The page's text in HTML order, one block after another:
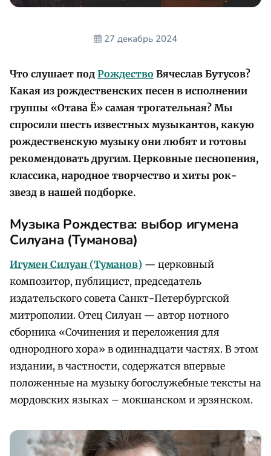
27 декабрь 2024
Что слушает под Рождество Вячеслав Бутусов?
Какая из рождественских песен в исполнении
группы «Отава Ё» самая трогательная? Мы
спросили шесть известных музыкантов, какую
рождественскую музыку они любят и готовы
рекомендовать другим. Церковные песнопения,
классика, народное творчество и хиты рок-
звезд в нашей подборке.
Музыка Рождества: выбор игумена
Силуана (Туманова)
Игумен Силуан (Туманов) — церковный
композитор, публицист, председатель
издательского совета Санкт-Петербургской
митрополии. Отец Силуан — автор нотного
сборника «Сочинения и переложения для
однородного хора» в одиннадцати частях. В этом
издании, в частности, содержатся впервые
положенные на музыку богослужебные тексты на
мордовских языках – мокшанском и эрзянском.